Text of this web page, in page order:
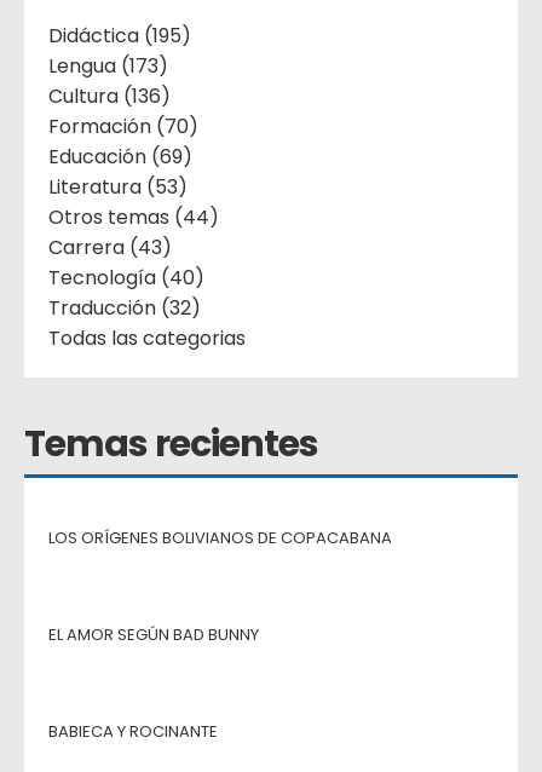
Didáctica (195)
Lengua (173)
Cultura (136)
Formación (70)
Educación (69)
Literatura (53)
Otros temas (44)
Carrera (43)
Tecnología (40)
Traducción (32)
Todas las categorias
Temas recientes
LOS ORÍGENES BOLIVIANOS DE COPACABANA
EL AMOR SEGÚN BAD BUNNY
BABIECA Y ROCINANTE